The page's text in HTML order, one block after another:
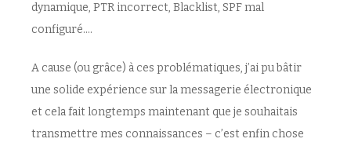
dynamique, PTR incorrect, Blacklist, SPF mal
configuré….
A cause (ou grâce) à ces problématiques, j’ai pu bâtir
une solide expérience sur la messagerie électronique
et cela fait longtemps maintenant que je souhaitais
transmettre mes connaissances – c’est enfin chose